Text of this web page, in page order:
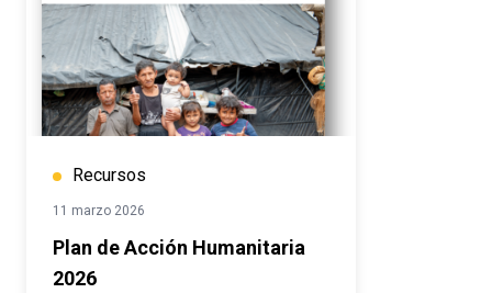
Recursos
11 marzo 2026
Plan de Acción Humanitaria
2026